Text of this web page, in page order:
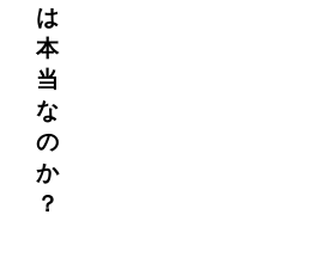
は
本
当
な
の
か
？